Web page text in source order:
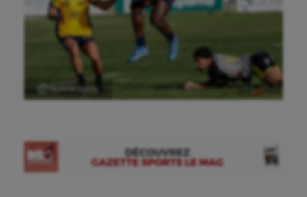
Ⓒ Gazette Sports